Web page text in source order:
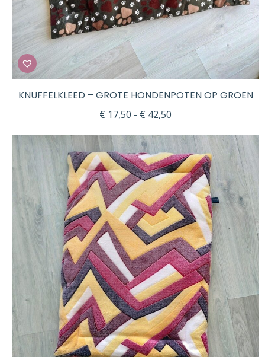
KNUFFELKLEED – GROTE HONDENPOTEN OP GROEN
€ 17,50 - € 42,50
tot
€ 42,50